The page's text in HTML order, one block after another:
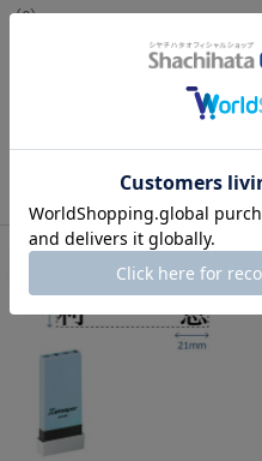
（0）
¥330
カートに入れる